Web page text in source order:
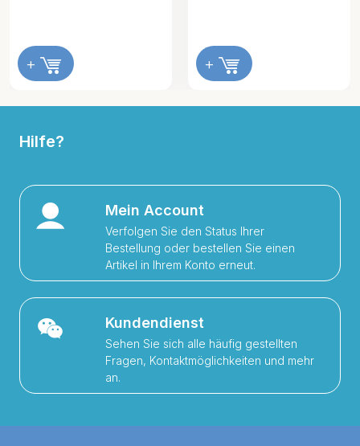
+ +
Hilfe?
Mein Account
Verfolgen Sie den Status Ihrer
Bestellung oder bestellen Sie einen
Artikel in Ihrem Konto erneut.
Kundendienst
Sehen Sie sich alle häufig gestellten
Fragen, Kontaktmöglichkeiten und mehr
an.